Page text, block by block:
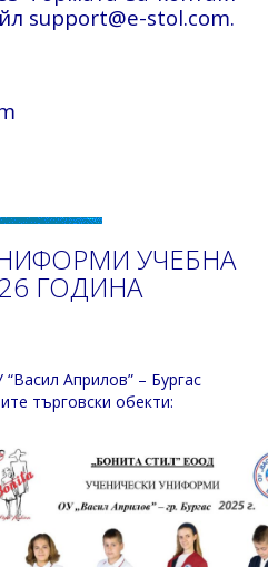
support@e-stol.com.
УЧЕБНА
ГОДИНА
Априлов” – Бургас
търговски обекти: